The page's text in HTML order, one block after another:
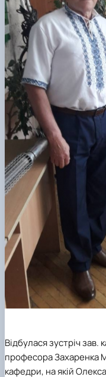
Відбулася зустріч
професора Захаренка
кафедри, на якій